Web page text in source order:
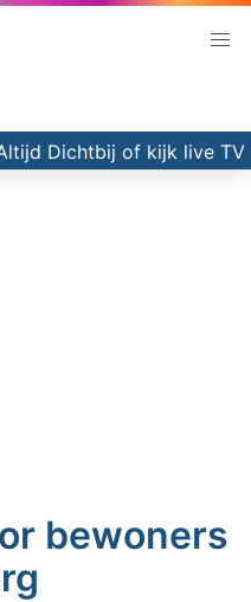
Dichtbij of kijk live TV
bewoners